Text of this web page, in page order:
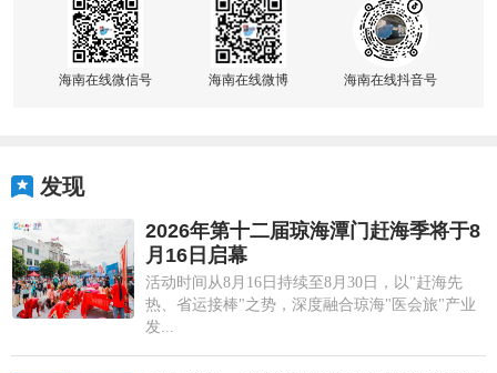
海南在线微信号 海南在线微博 海南在线抖音号
发现
2026年第十二届琼海潭门赶海季将于8
月16日启幕
活动时间从8月16日持续至8月30日，以"赶海先
热、省运接棒"之势，深度融合琼海"医会旅"产业
发...